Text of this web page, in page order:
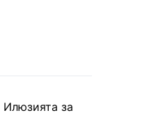
Илюзията за